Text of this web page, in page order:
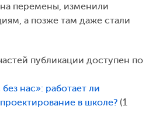
перемены, изменили
а позже там даже стали
публикации доступен по
нас»: работает ли
в школе? (1